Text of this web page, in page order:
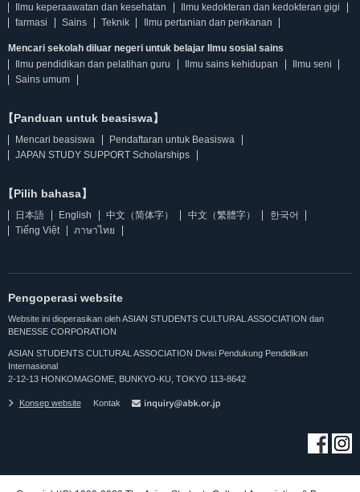
Ilmu keperaawatan dan kesehatan
Ilmu kedokteran dan kedokteran gigi
farmasi
Sains Teknik Ilmu pertanian dan perikanan
Mencari sekolah diluar negeri untuk belajar Ilmu sosial sains
Ilmu pendidikan dan pelatihan guru
Ilmu sains kehidupan
Ilmu seni
Sains umum
【Panduan untuk beasiswa】
Mencari beasiswa
Pendaftaran untuk Beasiswa
JAPAN STUDY SUPPORT Scholarships
【Pilih bahasa】
日本語 English 中文（简体字） 中文（繁體字）
한국어
Tiếng Việt
ภาษาไทย
Pengoperasi website
Website ini dioperasikan oleh ASIAN STUDENTS CULTURAL ASSOCIATION dan
BENESSE CORPORATION
ASIAN STUDENTS CULTURAL ASSOCIATION Divisi Pendukung Pendidikan
Internasional
2-12-13 HONKOMAGOME, BUNKYO-KU, TOKYO 113-8642
Konsep website Kontak